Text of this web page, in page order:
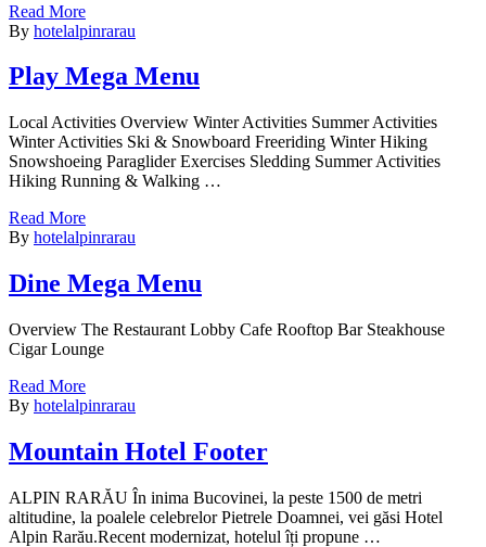
Read More
By hotelalpinrarau
Play Mega Menu
Local Activities Overview Winter Activities Summer Activities
Winter Activities Ski & Snowboard Freeriding Winter Hiking
Snowshoeing Paraglider Exercises Sledding Summer Activities
Hiking Running & Walking …
Read More
By hotelalpinrarau
Dine Mega Menu
Overview The Restaurant Lobby Cafe Rooftop Bar Steakhouse
Cigar Lounge
Read More
By hotelalpinrarau
Mountain Hotel Footer
ALPIN RARĂU În inima Bucovinei, la peste 1500 de metri
altitudine, la poalele celebrelor Pietrele Doamnei, vei găsi Hotel
Alpin Rarău.Recent modernizat, hotelul îți propune …